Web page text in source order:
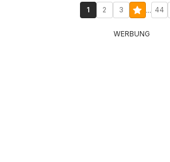
1 2 3 ... 44
WERBUNG